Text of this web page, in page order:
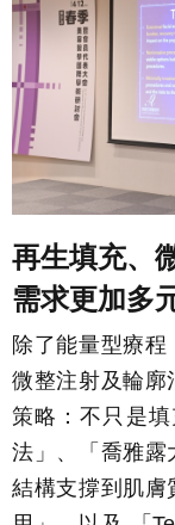
再生填充、
需求更加多
除了能量型療程
微整注射及輪廓
策略：不只是
法」、「喬雅露
結構支撐到肌膚